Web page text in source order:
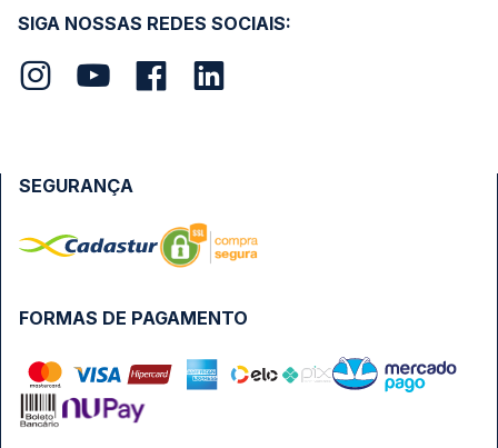
SIGA NOSSAS REDES SOCIAIS:
FORMAS DE PAGAMENTO
SEGURANÇA